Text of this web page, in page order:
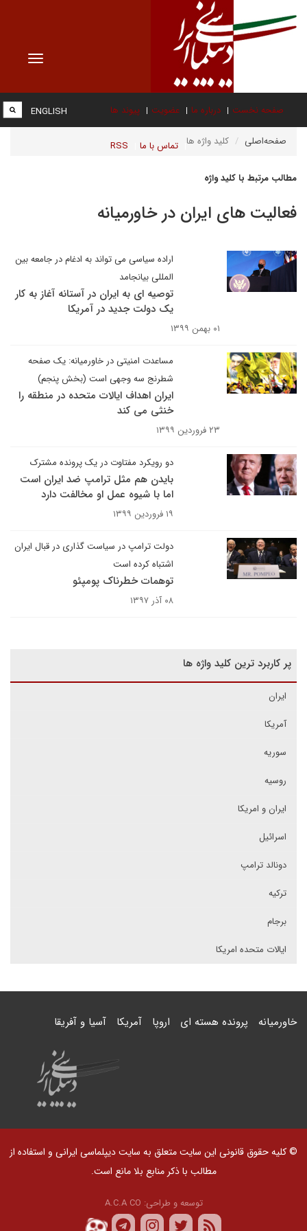
Toggle
صفحه نخست درباره ما عضویت پیوند ها
تماس با ما RSS
ENGLISH
صفحه‌اصلی کلید واژه ها
مطالب مرتبط با کلید واژه
فعالیت های ایران در خاورمیانه
اراده سیاسی می تواند به ادغام در جامعه بین
المللی بیانجامد
توصیه ای به ایران در آستانه آغاز به کار
یک دولت جدید در آمریکا
۰۱ بهمن ۱۳۹۹
مساعدت امنیتی در خاورمیانه: یک صفحه
شطرنج سه وجهی است (بخش پنجم)
ایران اهداف ایالات متحده در منطقه را
خنثی می کند
۲۳ فروردین ۱۳۹۹
دو رویکرد مفتاوت در یک پرونده مشترک
بایدن هم مثل ترامپ ضد ایران است
اما با شیوه عمل او مخالفت دارد
۱۹ فروردین ۱۳۹۹
دولت ترامپ در سیاست گذاری در قبال ایران
اشتباه کرده است
توهمات خطرناک پومپئو
۰۸ آذر ۱۳۹۷
پر کاربرد ترین کلید واژه ها
ایران
آمریکا
سوریه
روسیه
ایران و امریکا
اسرائیل
دونالد ترامپ
ترکیه
برجام
ایالات متحده امریکا
خاورمیانه پرونده هسته ای اروپا آمریکا آسیا و آفریقا
© کلیه حقوق قانونی این سایت متعلق به سایت دیپلماسی ایرانی و استفاده از
مطالب با ذکر منابع بلا مانع است.
توسعه و طراحی: A.C.A CO